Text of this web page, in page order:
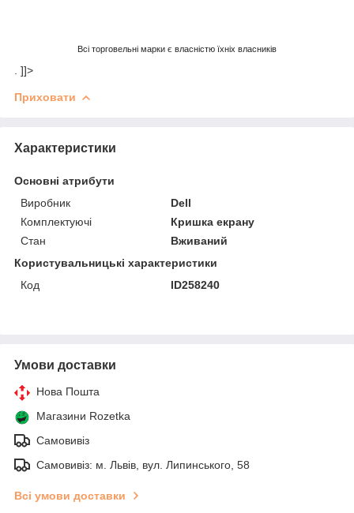
Всі торговельні марки є власністю їхніх власників
. ]]>
Приховати
Характеристики
Основні атрибути
Виробник
Dell
Комплектуючі
Кришка екрану
Стан
Вживаний
Користувальницькі характеристики
Код
ID258240
Умови доставки
Нова Пошта
Магазини Rozetka
Самовивіз
Самовивіз: м. Львів, вул. Липинського, 58
Всі умови доставки